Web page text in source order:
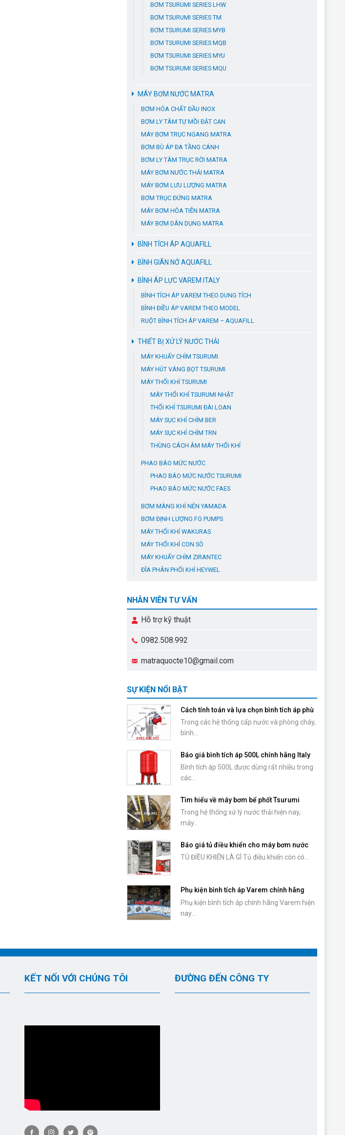
BƠM TSURUMI SERIES LHW
BƠM TSURUMI SERIES TM
BƠM TSURUMI SERIES MYB
BƠM TSURUMI SERIES MQB
BƠM TSURUMI SERIES MYU
BƠM TSURUMI SERIES MQU
MÁY BƠM NƯỚC MATRA
BƠM HÓA CHẤT ĐẦU INOX
BƠM LY TÂM TỰ MỒI ĐẶT CẠN
MÁY BƠM TRỤC NGANG MATRA
BƠM BÙ ÁP ĐA TẦNG CÁNH
BƠM LY TÂM TRỤC RỜI MATRA
MÁY BƠM NƯỚC THẢI MATRA
MÁY BƠM LƯU LƯỢNG MATRA
BƠM TRỤC ĐỨNG MATRA
MÁY BƠM HỎA TIỄN MATRA
MÁY BƠM DÂN DỤNG MATRA
BÌNH TÍCH ÁP AQUAFILL
BÌNH GIÃN NỞ AQUAFILL
BÌNH ÁP LỰC VAREM ITALY
BÌNH TÍCH ÁP VAREM THEO DUNG TÍCH
BÌNH ĐIỀU ÁP VAREM THEO MODEL
RUỘT BÌNH TÍCH ÁP VAREM – AQUAFILL
THIẾT BỊ XỬ LÝ NƯỚC THẢI
MÁY KHUẤY CHÌM TSURUMI
MÁY HÚT VÁNG BỌT TSURUMI
MÁY THỔI KHÍ TSURUMI
MÁY THỔI KHÍ TSURUMI NHẬT
THỔI KHÍ TSURUMI ĐÀI LOAN
MÁY SỤC KHÍ CHÌM BER
MÁY SỤC KHÍ CHÌM TRN
THÙNG CÁCH ÂM MÁY THỔI KHÍ
PHAO BÁO MỨC NƯỚC
PHAO BÁO MỨC NƯỚC TSURUMI
PHAO BÁO MỨC NƯỚC FAES
BƠM MÀNG KHÍ NÉN YAMADA
BƠM ĐỊNH LƯỢNG FG PUMPS
MÁY THỔI KHÍ WAKURAS
MÁY THỔI KHÍ CON SÒ
MÁY KHUẤY CHÌM ZIRANTEC
ĐĨA PHÂN PHỐI KHÍ HEYWEL
NHÂN VIÊN TƯ VẤN
Hỗ trợ kỹ thuật
0982.508.992
matraquocte10@gmail.com
SỰ KIỆN NỔI BẬT
Cách tính toán và lựa chọn bình tích áp phù
hợp với máy bơm
Trong các hệ thống cấp nước và phòng cháy,
bình...
Báo giá bình tích áp 500L chính hãng Italy
Bình tích áp 500L được dùng rất nhiều trong
các...
Tìm hiểu về máy bơm bể phốt Tsurumi
Trong hệ thống xử lý nước thải hiện nay,
máy...
Báo giá tủ điều khiển cho máy bơm nước
TỦ ĐIỀU KHIỂN LÀ GÌ Tủ điều khiển còn có...
Phụ kiện bình tích áp Varem chính hãng
Phụ kiện bình tích áp chính hãng Varem hiện
nay...
KẾT NỐI VỚI CHÚNG TÔI ĐƯỜNG ĐẾN CÔNG TY